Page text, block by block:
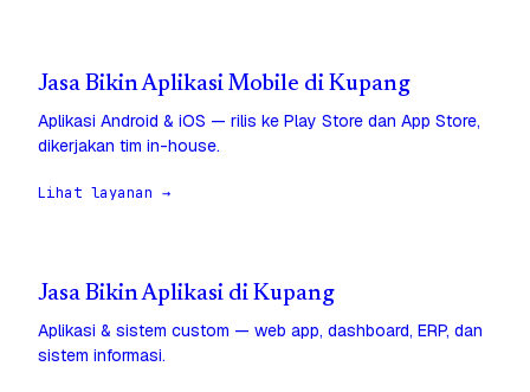
Jasa Bikin Aplikasi Mobile di Kupang
Aplikasi Android & iOS — rilis ke Play Store dan App Store,
dikerjakan tim in-house.
Lihat layanan →
Jasa Bikin Aplikasi di Kupang
Aplikasi & sistem custom — web app, dashboard, ERP, dan
sistem informasi.